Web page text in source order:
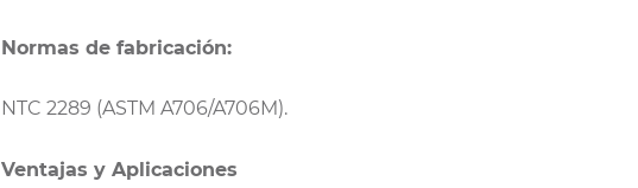
Normas de fabricación:
NTC 2289 (ASTM A706/A706M).
Ventajas y Aplicaciones